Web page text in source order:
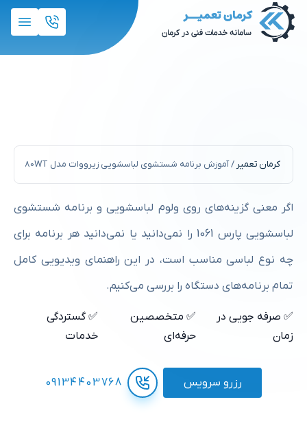
کرمان تعمیر /آموزش برنامه شستشوی لباسشویی زیرووات مدل oz-1380WT
اگر معنی گزینه‌های روی ولوم لباسشویی و برنامه شستشوی
لباسشویی پارس 1061 را نمی‌دانید یا نمی‌دانید هر برنامه برای
چه نوع لباسی مناسب است، در این راهنمای ویدیویی کامل
تمام برنامه‌های دستگاه را بررسی می‌کنیم.
✅ صرفه جویی در
زمان
✅ متخصصین
حرفه‌ای
✅ گستردگی
خدمات
رزرو سرویس 09134403768